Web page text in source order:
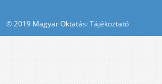
© 2019 Magyar Oktatási Tájékoztató